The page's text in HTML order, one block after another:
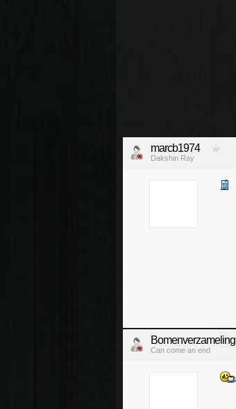
marcb1974
Dakshin Ray
Bomenverzameling
Can come an end